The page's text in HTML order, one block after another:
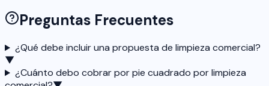
Preguntas Frecuentes
¿Qué debe incluir una propuesta de limpieza comercial?
▼
¿Cuánto debo cobrar por pie cuadrado por limpieza